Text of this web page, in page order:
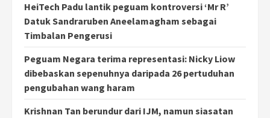
HeiTech Padu lantik peguam kontroversi ‘Mr R’
Datuk Sandraruben Aneelamagham sebagai
Timbalan Pengerusi
Peguam Negara terima representasi: Nicky Liow
dibebaskan sepenuhnya daripada 26 pertuduhan
pengubahan wang haram
Krishnan Tan berundur dari IJM, namun siasatan